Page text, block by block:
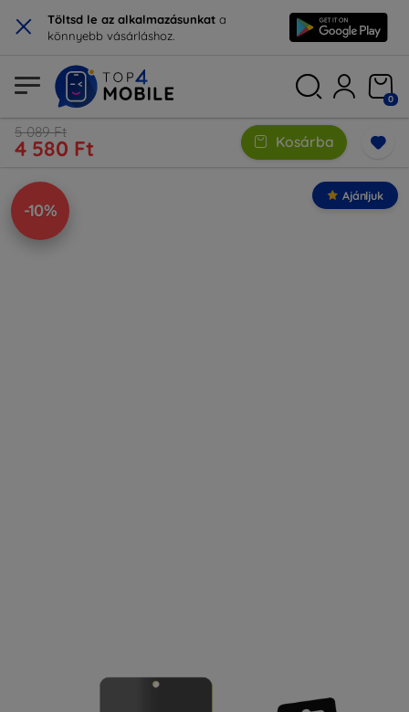
× Töltsd le az alkalmazásunkat a
könnyebb vásárláshoz.
0
5 089 Ft
4 580 Ft Kosárba
-10%
Ajánljuk